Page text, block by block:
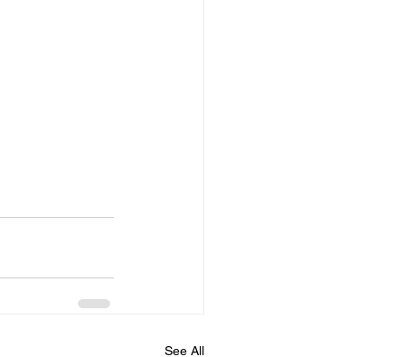
See All